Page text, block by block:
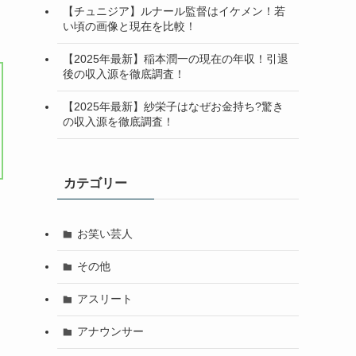
【チュニジア】ルナール監督はイケメン！若
い頃の画像と現在を比較！
【2025年最新】稲本潤一の現在の年収！引退
後の収入源を徹底調査！
【2025年最新】紗栄子はなぜお金持ち?驚き
の収入源を徹底調査！
カテゴリー
お笑い芸人
その他
アスリート
アナウンサー